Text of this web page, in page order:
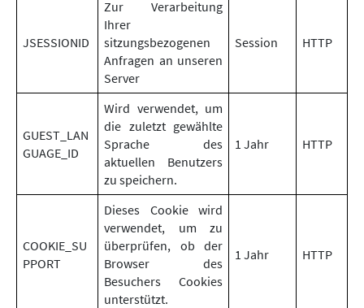
JSESSIONID
Zur Verarbeitung
Ihrer
sitzungsbezogenen
Anfragen an unseren
Server
Session HTTP
GUEST_LAN
GUAGE_ID
Wird verwendet, um
die zuletzt gewählte
Sprache des
aktuellen Benutzers
zu speichern.
1 Jahr HTTP
COOKIE_SU
PPORT
Dieses Cookie wird
verwendet, um zu
überprüfen, ob der
Browser des
Besuchers Cookies
unterstützt.
1 Jahr HTTP